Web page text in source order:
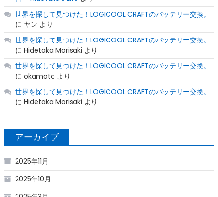
世界を探して見つけた！LOGICOOL CRAFTのバッテリー交換。
に ヤン より
世界を探して見つけた！LOGICOOL CRAFTのバッテリー交換。
に Hidetaka Morisaki より
世界を探して見つけた！LOGICOOL CRAFTのバッテリー交換。
に okamoto より
世界を探して見つけた！LOGICOOL CRAFTのバッテリー交換。
に Hidetaka Morisaki より
アーカイブ
2025年11月
2025年10月